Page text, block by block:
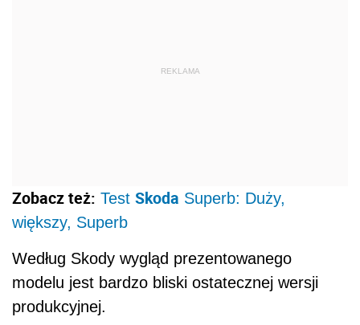
REKLAMA
Zobacz też: Test Skoda Superb: Duży,
większy, Superb
Według Skody wygląd prezentowanego
modelu jest bardzo bliski ostatecznej wersji
produkcyjnej.